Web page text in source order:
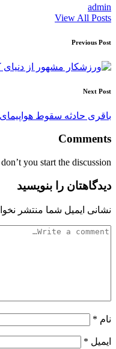
admin
View All Posts
Post
navigation
Previous Post
Next Post
باقری حادثه سقوط
Comments
you start the discussion?
دیدگاهتان را بنویسید
نشانی ایمیل شما منتشر
نام *
ایمیل *